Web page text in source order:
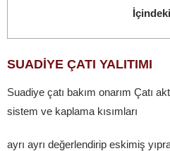
SUADİYE ÇATI YALITIMI
Suadiye çatı bakım onarım Çatı
sistem ve kaplama kısımları
ayrı ayrı değerlendirip eskimiş